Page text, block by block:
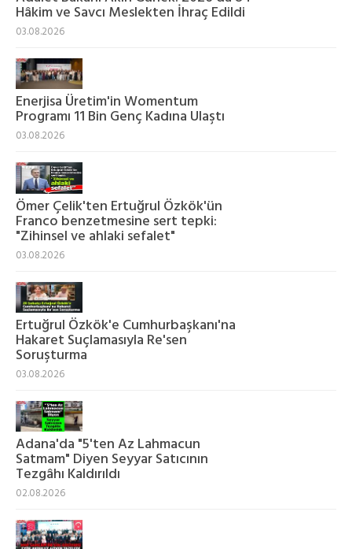
Hâkim ve Savcı Meslekten İhraç Edildi
03.08.2026
Enerjisa Üretim'in Womentum
Programı 11 Bin Genç Kadına Ulaştı
03.08.2026
Ömer Çelik'ten Ertuğrul Özkök'ün
Franco benzetmesine sert tepki:
"Zihinsel ve ahlaki sefalet"
03.08.2026
Ertuğrul Özkök'e Cumhurbaşkanı'na
Hakaret Suçlamasıyla Re'sen
Soruşturma
03.08.2026
Adana'da "5'ten Az Lahmacun
Satmam" Diyen Seyyar Satıcının
Tezgâhı Kaldırıldı
02.08.2026